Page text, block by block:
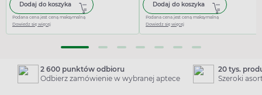
Dodaj do koszyka
Podana cena jest ceną maksymalną
Dowiedz się więcej
Dodaj do koszyka
Podana cena jest ceną maksymalną
Dowiedz się więcej
2 600 punktów odbioru
Odbierz zamówienie w wybranej aptece
20 tys.
Szeroki